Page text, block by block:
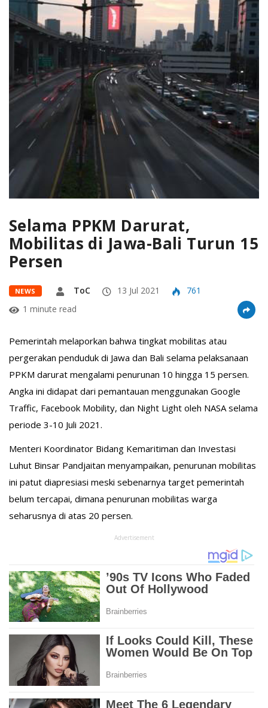
Selama PPKM Darurat,
Mobilitas di Jawa-Bali Turun 15
Persen
NEWS ToC 13 Jul 2021
761
1 minute read
Pemerintah melaporkan bahwa tingkat mobilitas atau
pergerakan penduduk di Jawa dan Bali selama pelaksanaan
PPKM darurat mengalami penurunan 10 hingga 15 persen.
Angka ini didapat dari pemantauan menggunakan Google
Traffic, Facebook Mobility, dan Night Light oleh NASA selama
periode 3-10 Juli 2021.
Menteri Koordinator Bidang Kemaritiman dan Investasi
Luhut Binsar Pandjaitan menyampaikan, penurunan mobilitas
ini patut diapresiasi meski sebenarnya target pemerintah
belum tercapai, dimana penurunan mobilitas warga
seharusnya di atas 20 persen.
Advertisement